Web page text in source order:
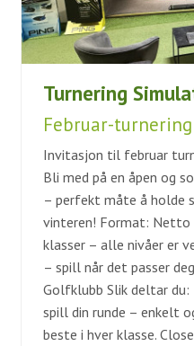
Turnering
Februar-turnering
Invitasjon til februar
Bli med på en åpen og
– perfekt måte å holde
vinteren! Format: Netto
klasser – alle nivåer er
– spill når det passer
Golfklubb Slik deltar
spill din runde – enkelt
beste i hver klasse.